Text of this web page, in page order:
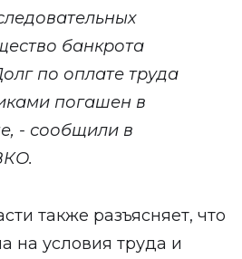
банкрота
по оплате труда
погашен в
- сообщили в
также разъясняет, что
на условия труда и